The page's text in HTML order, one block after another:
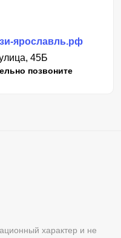
ярославль.рф
45Б
позвоните
характер и не